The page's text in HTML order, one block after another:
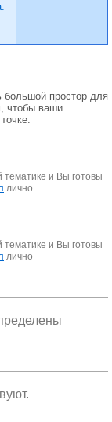
большой простор для
чтобы ваши
и Вы готовы
лично
и Вы готовы
лично